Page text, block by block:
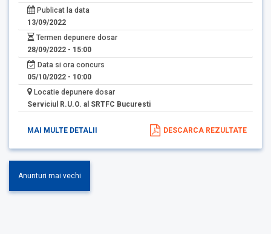
Publicat la data
13/09/2022
Termen depunere dosar
28/09/2022 - 15:00
Data si ora concurs
05/10/2022 - 10:00
Locatie depunere dosar
Serviciul R.U.O. al SRTFC Bucuresti
MAI MULTE DETALII DESCARCA REZULTATE
Anunturi mai vechi